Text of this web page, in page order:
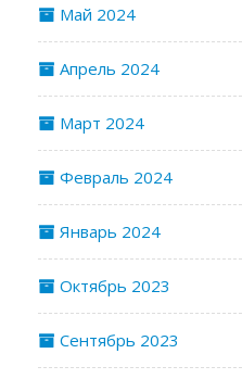
Май 2024
Апрель 2024
Март 2024
Февраль 2024
Январь 2024
Октябрь 2023
Сентябрь 2023